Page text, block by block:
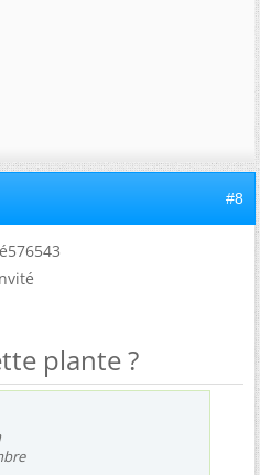
#8
plante ?